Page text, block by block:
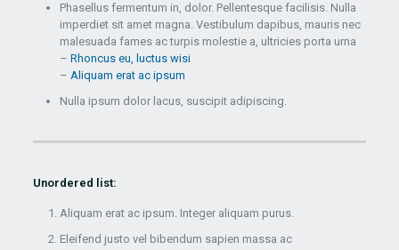
Phasellus fermentum in, dolor. Pellentesque facilisis. Nulla
imperdiet sit amet magna. Vestibulum dapibus, mauris nec
malesuada fames ac turpis molestie a, ultricies porta urna
– Rhoncus eu, luctus wisi
– Aliquam erat ac ipsum
Nulla ipsum dolor lacus, suscipit adipiscing.
Unordered list:
Aliquam erat ac ipsum. Integer aliquam purus.
Eleifend justo vel bibendum sapien massa ac